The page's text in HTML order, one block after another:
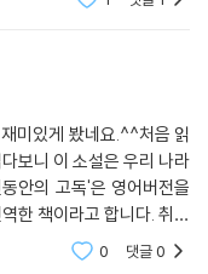
의 도구에 크게 고무된
족장으로서의 모든 일
만 몰두한다. 심지어 그
하기도 한다.
마다 패배하는 그의 아들
의 영웅적 혁명가라기보
다르지 않다. 아우렐리아
미있게 봤네요.^^처음 읽
보니 이 소설은 우리 나라
안의 고독'은 영어버전을
한 책이라고 합니다. 취향
0 댓글0